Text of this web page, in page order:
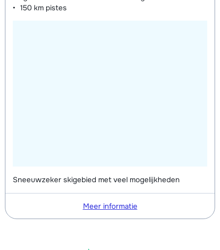
150 km pistes
Sneeuwzeker skigebied met veel mogelijkheden
Meer informatie